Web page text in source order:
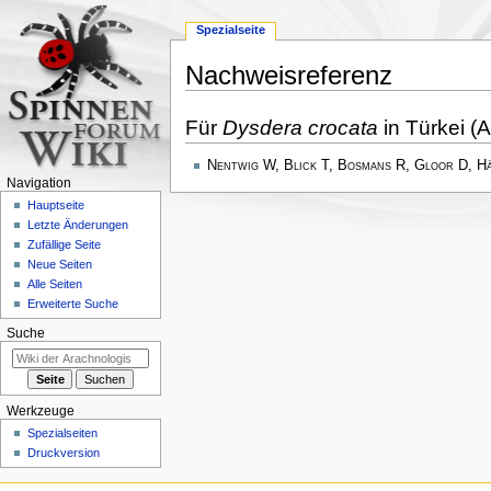
Nachweisreferenz
Navigation
springen
Suche
springen
Für Dysdera crocata in Türkei
Nentwig W, Blick T, Bosmans R, Gloor D,
Spezialseite
Navigation
Hauptseite
Letzte Änderungen
Zufällige Seite
Neue Seiten
Alle Seiten
Erweiterte Suche
Suche
Werkzeuge
Spezialseiten
Druckversion